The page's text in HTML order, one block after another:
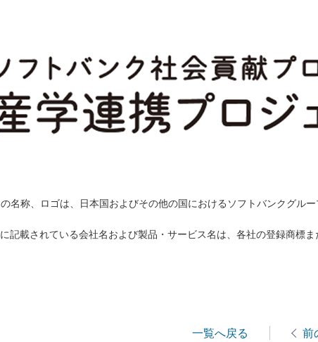
名称、ロゴは、日本国およびその他の国におけるソフトバンクグル
記載されている会社名および製品・サービス名は、各社の登録商標
一覧へ戻る 前